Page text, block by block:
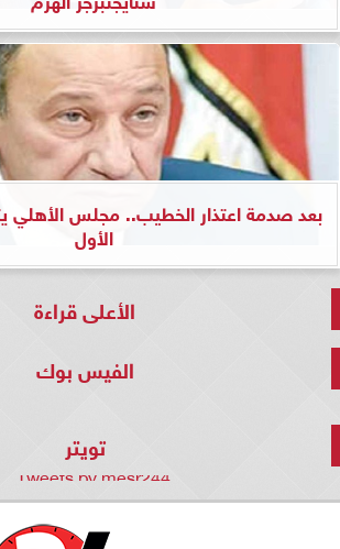
بعد صدمة اعتذار الخطيب.. مجلس الأهلي
الأول
الأعلى قراءة
الفيس بوك
تويتر
Tweets by mesr244